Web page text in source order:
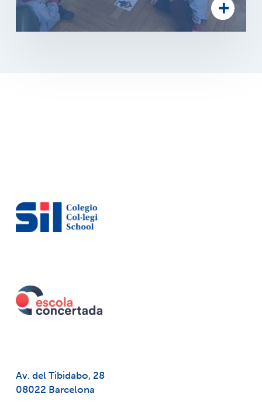
Av. del Tibidabo, 28
08022 Barcelona